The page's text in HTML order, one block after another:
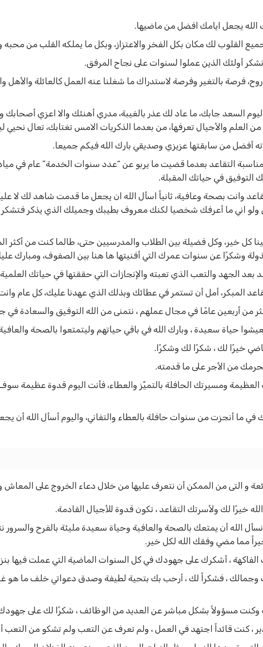
الله يجعل ايامك افضل من ماضيها.
القلوب لك مكان بكل الفخر والاعتزاز، وبكل ما يملكه القلب من محبه
نشكر أولئك الذين عملوا لسنوات على نجاح المرفق.
فرصة بالتغير وفرصة لاستدراك ما شغلنا عنه العمل كالعائلة والأهل
السعد جابك، ما عاد لك عذر بالغيبة، مدري أهنئك والا اعزي أصحابك
العلم والأجيال تعرفها، من بعدما الذكريات الامس تغتابك، تعال نحيي
أفضل من سابقتها عزيزي وصديقي بارك الله فيكم جميعا.
بمناسبة التقاعد بعدما قضيت ما يربو عن “عدد سنوات الخدمة” عام في
التوفيق في حياتك المقبلة.
وانت بصحة وعافية، ثانياً اسأل الله ان يجعل ما قدمت شاهد لك لا
اني ما أعرفك شخصيا لكنك معروف بطيبك وجميلك الذي يذكر فتشكر
كل خير، وكل فضيلة بين الطلاب والمدرسيين حتى، طالما كنت من أكثر
وشكرًا عن سنوات عمرك التي أفنيتها ها هنا بين الصفوف، ومبارك
بعد الجهد والتعب الذي تعبته والإنجازات التي حققتها في حياتك العلمية
المبكر، أمل أن تستمر في عطائك وبذلك الذي عهدنا عليك، كل عام
من أربعين عامًا في مجال عملهم ، نتمنى من الله التوفيق والسعادة في
حياة سعيدة ، وبارك الله في باقي حياتهم وليتمتعوا بالصحة
خيرًا لك ، شكرًا لك وشكرًا.
من الأجر على ما قدمته.
العظيمة ومسيرتك الحافلة بالتميّز والعطاء، فأنت اليوم قدوة عظيمة
في ما أنجزت من سنوات حافلة بالعطاء والتفاني، واليوم أسأل الله أن
و التى من الممكن أن نتعرف عليها من خلال دعاء الخروج على المعاش
خيرًا لك ولأسرتك التقاعد ، تكون قدوة للأجيال القادمة.
الله أن يمتعك بالصحة والعافية وحياة سعيدة مليئة بالفرح
مما مضي وفقك الله لكل خير.
، أشكرك على جهودك في كل السنوات الماضية التي عملت فيها
، فشكراً لك ، أرحب بك بتحية لطيفة وصدق دعواتي خلف ما هو غير
مسؤولاً بشكل مباشر عن العديد من الوظائف ، شكرًا لك على
كنت قائداً اجتهد في العمل ، ولم تعرف عن التعب ولم تشكو من التعب